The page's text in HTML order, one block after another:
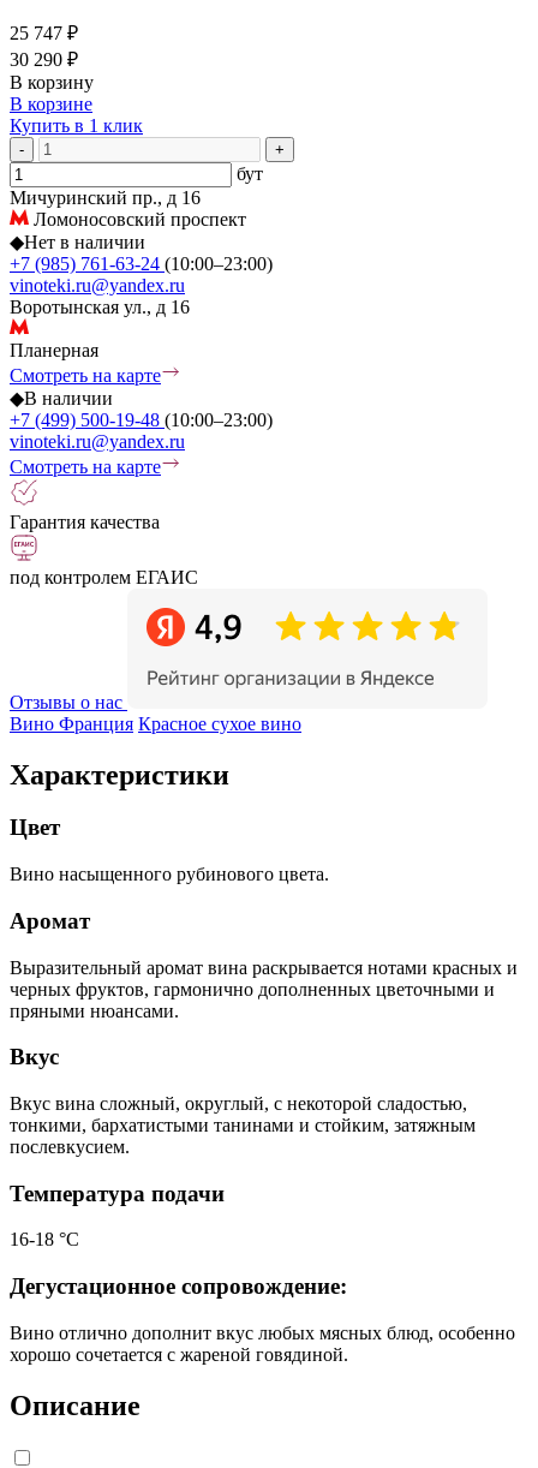
25 747 ₽
30 290 ₽
В корзину
В корзине
Купить в 1 клик
- +
бут
Мичуринский пр., д 16
Ломоносовский проспект
◆Нет в наличии
+7 (985) 761-63-24 (10:00–23:00)
vinoteki.ru@yandex.ru
Воротынская ул., д 16
Планерная
Смотреть на карте
◆В наличии
+7 (499) 500-19-48 (10:00–23:00)
vinoteki.ru@yandex.ru
Смотреть на карте
Гарантия качества
под контролем ЕГАИС
Отзывы о нас
Вино Франция Красное сухое вино
Характеристики
Цвет
Вино насыщенного рубинового цвета.
Аромат
Выразительный аромат вина раскрывается нотами красных и
черных фруктов, гармонично дополненных цветочными и
пряными нюансами.
Вкус
Вкус вина сложный, округлый, с некоторой сладостью,
тонкими, бархатистыми танинами и стойким, затяжным
послевкусием.
Температура подачи
16-18 °С
Дегустационное сопровождение:
Вино отлично дополнит вкус любых мясных блюд, особенно
хорошо сочетается с жареной говядиной.
Описание